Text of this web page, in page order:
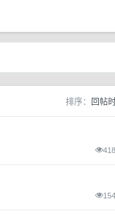
排序： 回帖
418
154